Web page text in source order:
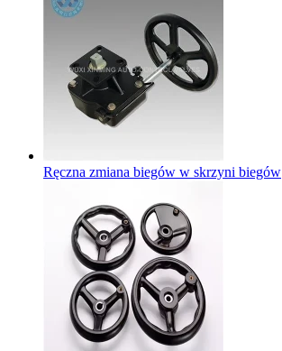
Ręczna zmiana biegów w skrzyni biegów